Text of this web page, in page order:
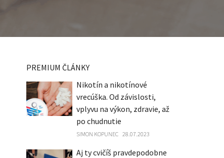
PREMIUM ČLÁNKY
Nikotín a nikotínové
vrecúška. Od závislosti,
vplyvu na výkon, zdravie, až
po chudnutie
SIMON KOPUNEC 28.07.2023
Aj ty cvičíš pravdepodobne